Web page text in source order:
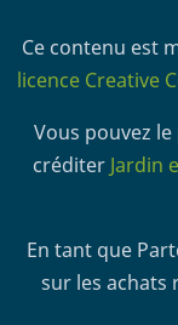
Ce contenu est
licence Creative
Vous pouvez
créditer Jardin
En tant que
sur les achats